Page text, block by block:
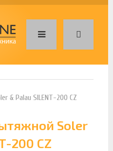
& Palau SILENT-200 CZ
Soler
200 CZ